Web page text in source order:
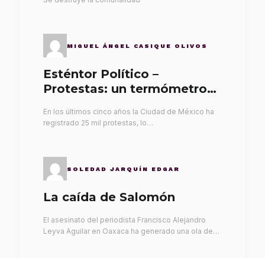
MIGUEL ÁNGEL CASIQUE OLIVOS
Esténtor Político –
Protestas: un termómetro
En los últimos cinco años la Ciudad de México ha
registrado 25 mil protestas, lo…
SOLEDAD JARQUÍN EDGAR
La caída de Salomón
El asesinato del periodista Francisco Alejandro
Leyva Aguilar en Oaxaca ha generado una ola de…